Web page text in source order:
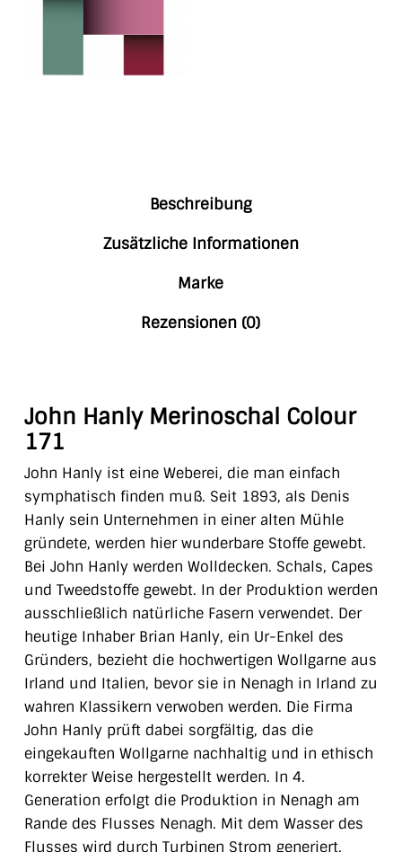
Beschreibung
Zusätzliche Informationen
Marke
Rezensionen (0)
John Hanly Merinoschal Colour
171
John Hanly ist eine Weberei, die man einfach
symphatisch finden muß. Seit 1893, als Denis
Hanly sein Unternehmen in einer alten Mühle
gründete, werden hier wunderbare Stoffe gewebt.
Bei John Hanly werden Wolldecken. Schals, Capes
und Tweedstoffe gewebt. In der Produktion werden
ausschließlich natürliche Fasern verwendet. Der
heutige Inhaber Brian Hanly, ein Ur-Enkel des
Gründers, bezieht die hochwertigen Wollgarne aus
Irland und Italien, bevor sie in Nenagh in Irland zu
wahren Klassikern verwoben werden. Die Firma
John Hanly prüft dabei sorgfältig, das die
eingekauften Wollgarne nachhaltig und in ethisch
korrekter Weise hergestellt werden. In 4.
Generation erfolgt die Produktion in Nenagh am
Rande des Flusses Nenagh. Mit dem Wasser des
Flusses wird durch Turbinen Strom generiert,